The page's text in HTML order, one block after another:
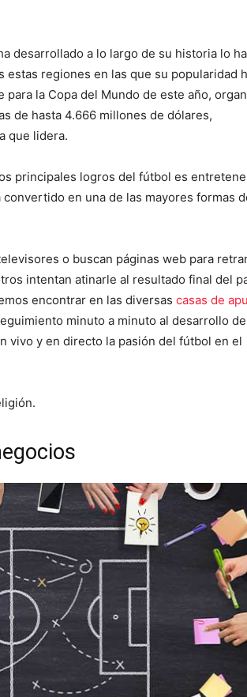
desarrollado a lo largo de su historia lo ha
regiones en las que su popularidad
la Copa del Mundo de este año,
de hasta 4.666 millones de dólares,
que lidera.
principales logros del fútbol es
en una de las mayores formas
o buscan páginas web para
intentan atinarle al resultado final del
encontrar en las diversas casas de
minuto a minuto al desarrollo de
vivo y en directo la pasión del fútbol en el